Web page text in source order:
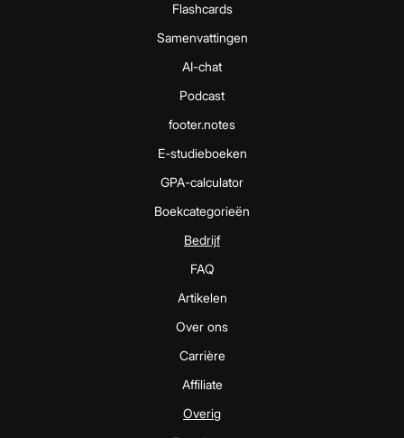
Flashcards
Samenvattingen
AI-chat
Podcast
footer.notes
E-studieboeken
GPA-calculator
Boekcategorieën
Bedrijf
FAQ
Artikelen
Over ons
Carrière
Affiliate
Overig